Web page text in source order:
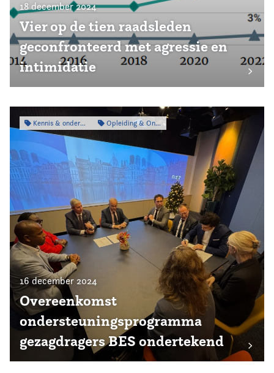
18 december 2024
Vier op de tien raadsleden
geconfronteerd met agressie en
intimidatie
Kennis & onderzoek Opleiding & Ontwikkeling
16 december 2024
Overeenkomst
ondersteuningsprogramma
gezagdragers BES ondertekend